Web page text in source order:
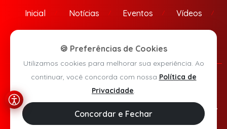
Inicial Notícias Eventos Vídeos
Política de Privacidade
Agora Sudoeste © 2026 - Todos os direitos reservados.
🍪 Preferências de Cookies
Utilizamos cookies para melhorar sua experiência. Ao
continuar, você concorda com nossa Política de
Privacidade.
Concordar e Fechar